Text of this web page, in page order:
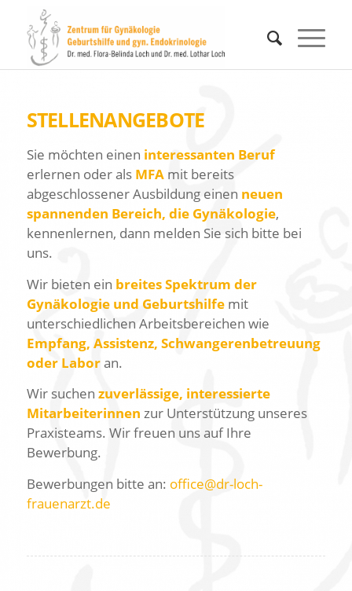
STELLENANGEBOTE
Sie möchten einen interessanten Beruf
erlernen oder als MFAmit bereits
abgeschlossener Ausbildung einen neuen
spannenden Bereich, die Gynäkologie,
kennenlernen, dann melden Sie sich bitte bei
uns.
Wir bieten ein breites Spektrum der
Gynäkologie und Geburtshilfemit
unterschiedlichen Arbeitsbereichen wie
Empfang, Assistenz, Schwangerenbetreuung
oder Laboran.
Wir suchen zuverlässige, interessierte
Mitarbeiterinnen zur Unterstützung unseres
Praxisteams. Wir freuen uns auf Ihre
Bewerbung.
Bewerbungen bitte an: office@dr-loch-
frauenarzt.de